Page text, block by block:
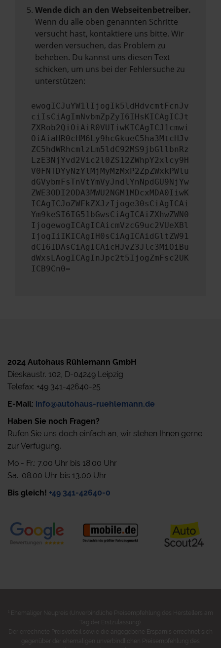
Wende dich an den Webseitenbetreiber.
Wenn du alle oben genannten Schritte
versucht hast, kontaktiere uns bitte. Wir
werden versuchen, das Problem zu
beheben. Du kannst uns diesen Text
schicken, um uns bei der Fehlersuche zu
unterstützen:
ewogICJuYW1lIjogIk5ldHdvcmtFcnJv
ciIsCiAgImNvbmZpZyI6IHsKICAgICJt
ZXRob2QiOiAiR0VUIiwKICAgICJ1cmwi
OiAiaHR0cHM6Ly9hcGkueC5ha3MtcHJv
ZC5hdWRhcmlzLm5ldC92MS9jbGllbnRz
LzE3NjYvd2Vic2l0ZS12ZWhpY2xlcy9H
V0FNTDYyNzYlMjMyMzMxP2ZpZWxkPWlu
dGVybmFsTnVtYmVyJndlYnNpdGU9NjYw
ZWE3ODI2ODA3MWU2NGM1MDcxMDA0IiwK
ICAgICJoZWFkZXJzIjoge30sCiAgICAi
Ym9keSI6IG51bGwsCiAgICAiZXhwZWN0
IjogewogICAgICAicmVzcG9uc2VUeXBl
IjogIiIKICAgIH0sCiAgICAidGltZW91
dCI6IDAsCiAgICAicHJvZ3Jlc3MiOiBu
dWxsLAogICAgInJpc2t5IjogZmFsc2UK
ICB9Cn0=
2024 Autohaus Rühlemann GmbH
Dieskaustr. 102, D-04249 Leipzig
Telefax: +49 341-42640-25
E-Mail: info@autohaus-ruehlemann.de
Haben Sie noch Fragen?
Rufen Sie uns doch einfach an, wir stehen Ihnen gerne
zur Verfügung.
Mo.- Fr.: 7.00 Uhr bis 18.00 Uhr
Sa.: 08.00 Uhr bis 13.00 Uhr
Bis gleich! +49 341-42640-0
Ehemaliger Neupreis (Unverbindliche Preisempfehlung des Herstellers am
Tag der Erstzulassung).
Der errechnete Preisvorteil sowie die angegebene Ersparnis errechnet sich
gegenüber der ehemaligen unverbindlichen Preisempfehlung des